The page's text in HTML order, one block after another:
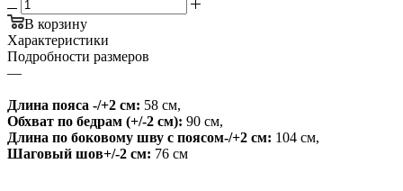
В корзину
Характеристики
Подробности размеров
—
Длина пояса -/+2 см: 58 см,
Обхват по бедрам (+/-2 см): 90 см,
Длина по боковому шву с поясом-/+2 см: 104 см,
Шаговый шов+/-2 см: 76 см